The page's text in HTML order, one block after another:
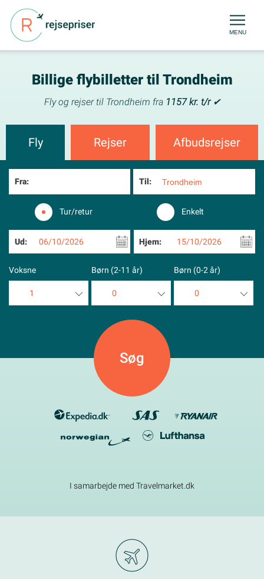
MENU
Billige flybilletter til Trondheim
Fly og rejser til Trondheim fra 1157 kr. t/r✔
Fly Rejser Afbudsrejser
Fra: Til:
Tur/retur Enkelt
Ud: 06/10/2026 Hjem: 15/10/2026
Voksne
1
Børn (2-11 år)
0
5
Børn (0-2 år)
0
I samarbejde med Travelmarket.dk